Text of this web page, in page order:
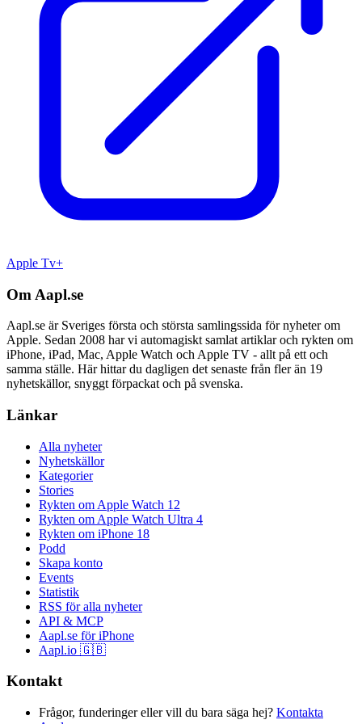
Apple Tv+
Om Aapl.se
Aapl.se är Sveriges första och största samlingssida för nyheter om
Apple. Sedan 2008 har vi automagiskt samlat artiklar och rykten om
iPhone, iPad, Mac, Apple Watch och Apple TV - allt på ett och
samma ställe. Här hittar du dagligen det senaste från fler än 19
nyhetskällor, snyggt förpackat och på svenska.
Länkar
Alla nyheter
Nyhetskällor
Kategorier
Stories
Rykten om Apple Watch 12
Rykten om Apple Watch Ultra 4
Rykten om iPhone 18
Podd
Skapa konto
Events
Statistik
RSS för alla nyheter
API & MCP
Aapl.se för iPhone
Aapl.io 🇬🇧
Kontakt
Frågor, funderinger eller vill du bara säga hej? Kontakta